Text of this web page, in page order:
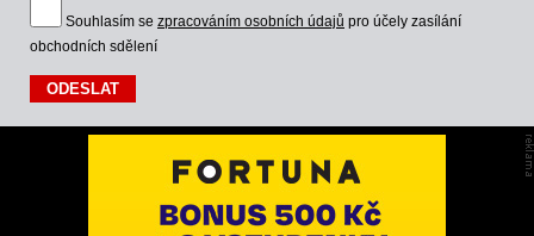
Souhlasím se zpracováním osobních údajů pro účely zasílání
obchodních sdělení